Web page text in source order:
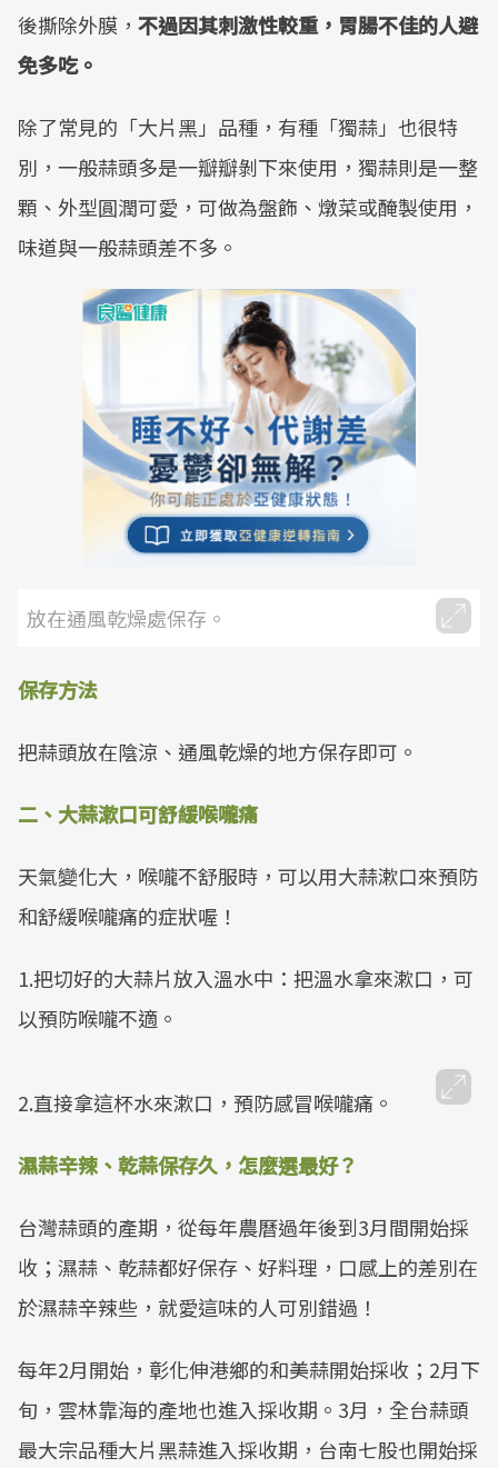
後撕除外膜， 不過因其刺激性較重，胃腸不佳的人避
免多吃。
除了常見的「大片黑」品種，有種「獨蒜」也很特
別，一般蒜頭多是一瓣瓣剝下來使用，獨蒜則是一整
顆、外型圓潤可愛，可做為盤飾、燉菜或醃製使用，
味道與一般蒜頭差不多。
放在通風乾燥處保存。
保存方法
把蒜頭放在陰涼、通風乾燥的地方保存即可。
二、大蒜漱口可舒緩喉嚨痛
天氣變化大，喉嚨不舒服時，可以用大蒜漱口來預防
和舒緩喉嚨痛的症狀喔！
1.把切好的大蒜片放入溫水中：把溫水拿來漱口，可
以預防喉嚨不適。
2.直接拿這杯水來漱口，預防感冒喉嚨痛。
濕蒜辛辣、乾蒜保存久，怎麼選最好？
台灣蒜頭的產期，從每年農曆過年後到3月間開始採
收；濕蒜、乾蒜都好保存、好料理，口感上的差別在
於濕蒜辛辣些，就愛這味的人可別錯過！
每年2月開始，彰化伸港鄉的和美蒜開始採收；2月下
旬，雲林靠海的產地也進入採收期。3月，全台蒜頭
最大宗品種大片黑蒜進入採收期，台南七股也開始採